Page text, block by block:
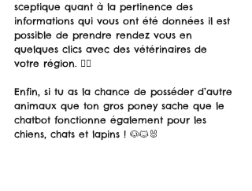
sceptique quant à la pertinence des
informations qui vous ont été données il est
possible de prendre rendez vous en
quelques clics avec des vétérinaires de
votre région. 👍🏼
Enfin, si tu as la chance de posséder d’autre
animaux que ton gros poney sache que le
chatbot fonctionne également pour les
chiens, chats et lapins ! 🐶🐱🐰